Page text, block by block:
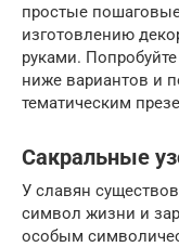
простые
изготовлению
руками.
ниже вариантов и
тематическим
Сакральные
У славян
символ жизни и
особым